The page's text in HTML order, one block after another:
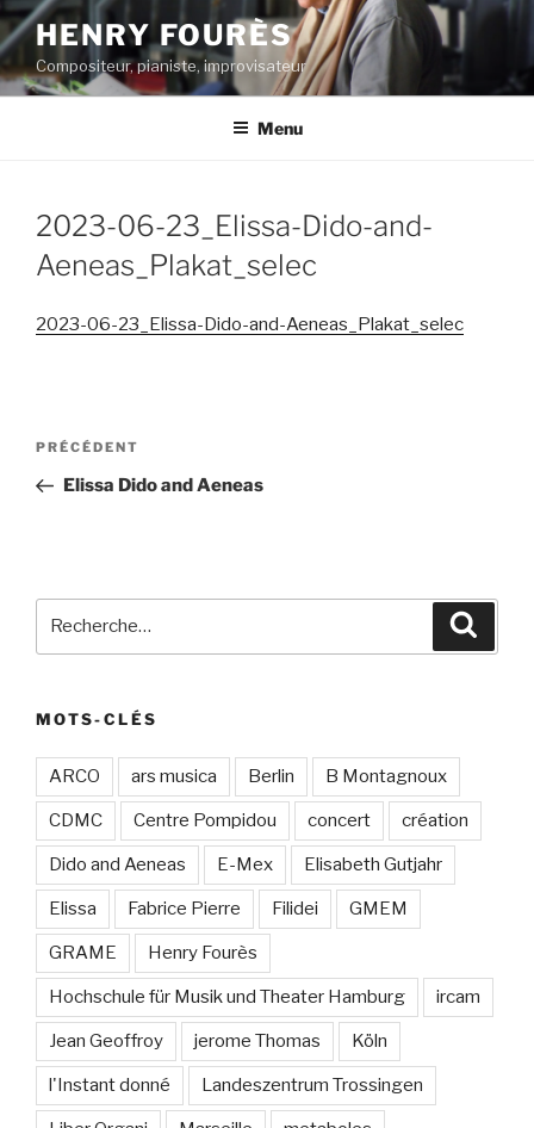
Aller
au
contenu
principal
HENRY FOURÈS
Compositeur, pianiste, improvisateur
Menu
2023-06-23_Elissa-Dido-and-
Aeneas_Plakat_selec
2023-06-23_Elissa-Dido-and-Aeneas_Plakat_selec
Navigation
l’article
Article
précédent
PRÉCÉDENT
Elissa Dido and Aeneas
MOTS-CLÉS
ARCO ars musica Berlin B Montagnoux
CDMC Centre Pompidou concert création
Dido and Aeneas E-Mex Elisabeth Gutjahr
Elissa Fabrice Pierre Filidei GMEM
GRAME Henry Fourès
Hochschule für Musik und Theater Hamburg ircam
Jean Geoffroy jerome Thomas Köln
l'Instant donné Landeszentrum Trossingen